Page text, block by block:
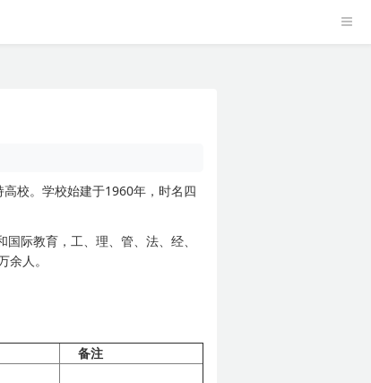
校。学校始建于1960年，时名四
际教育，工、理、管、法、经、
人。
备注